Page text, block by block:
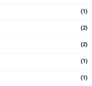
(1)
(2)
(2)
(1)
(1)